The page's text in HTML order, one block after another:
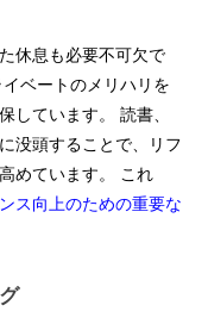
休息も必要不可欠で
ベートのメリハリを
しています。 読書、
没頭することで、リフ
めています。 これ
ス向上のための重要な